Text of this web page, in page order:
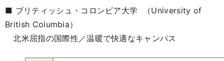
■ ブリティッシュ・コロンビア大学 （University of
British Columbia）
北米屈指の国際性／温暖で快適なキャンパス